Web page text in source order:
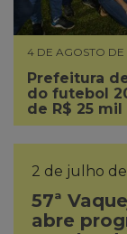
4 DE AGOSTO
Prefeitura
do futebol
de R$ 25
2 de julho
57ª
abre